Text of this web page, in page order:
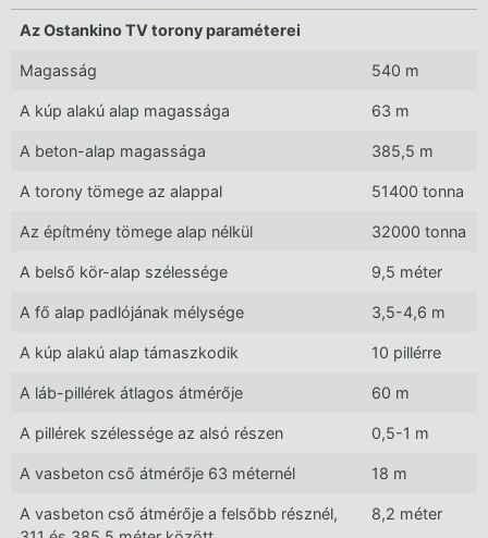
Az Ostankino TV torony paraméterei
Magasság 540 m
A kúp alakú alap magassága 63 m
A beton-alap magassága 385,5 m
A torony tömege az alappal 51400 tonna
Az építmény tömege alap nélkül 32000 tonna
A belső kör-alap szélessége 9,5 méter
A fő alap padlójának mélysége 3,5-4,6 m
A kúp alakú alap támaszkodik 10 pillérre
A láb-pillérek átlagos átmérője 60 m
A pillérek szélessége az alsó részen 0,5-1 m
A vasbeton cső átmérője 63 méternél 18 m
A vasbeton cső átmérője a felsőbb résznél,
8,2 méter